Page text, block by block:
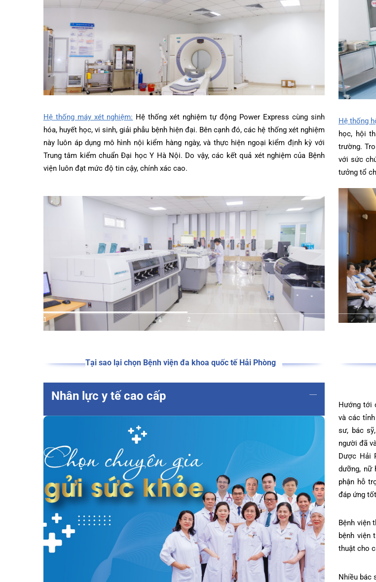
Hệ thống máy xét nghiệm: Hệ thống xét nghiệm tự động Power Express cùng sinh
này luôn áp dụng mô hình nội kiểm hàng ngày, và thực hiện ngoại kiểm định kỳ với
Trung tâm kiểm chuẩn Đại học Y Hà Nội. Do vậy, các kết quả xét nghiệm của Bệnh
viện luôn đạt mức độ tin cậy, chính xác cao.
Hệ
học,
với
1 2 3
1 2
Tại sao lại chọn Bệnh viện đa khoa quốc tế Hải Phòng
Nhân lực y tế cao cấp
Hướng tới cung cấp dịch vụ y tế chất lượng cao cho người dân thành phố Hải
Phòng và những tỉnh lân cận, Bệnh viện đa khoa Quốc tế Hải Phòng có nguồn nhân
lực y tế chất lượng cao, toàn bộ các bác sỹ đang công tác tại Bệnh viện đều đã
được đào tạo chuyên sâu sau đại học, hầu hết các điều dưỡng của Bệnh viện có
trình độ đại học, cao đẳng.
Bệnh viện thường xuyên mời các bác sỹ giàu kinh nghiệm, hiện đang công tác tại
và
sư,